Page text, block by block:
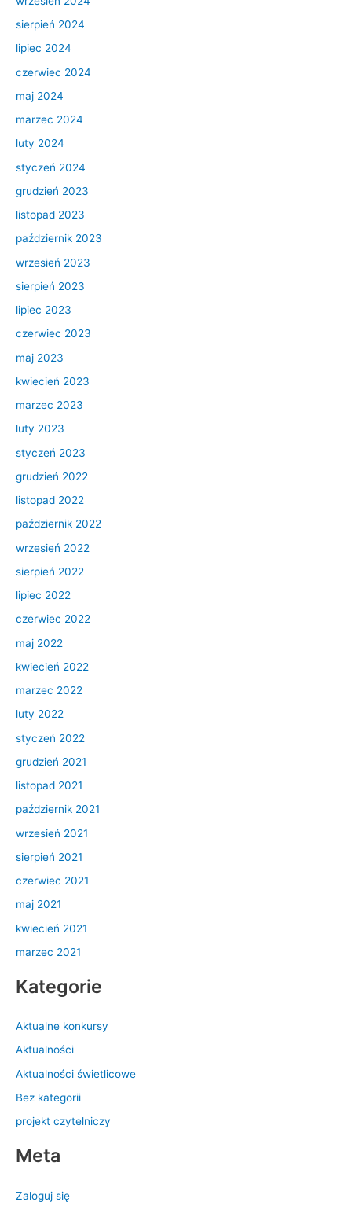
sierpień 2024
lipiec 2024
czerwiec 2024
maj 2024
marzec 2024
luty 2024
styczeń 2024
grudzień 2023
listopad 2023
październik 2023
wrzesień 2023
sierpień 2023
lipiec 2023
czerwiec 2023
maj 2023
kwiecień 2023
marzec 2023
luty 2023
styczeń 2023
grudzień 2022
listopad 2022
październik 2022
wrzesień 2022
sierpień 2022
lipiec 2022
czerwiec 2022
maj 2022
kwiecień 2022
marzec 2022
luty 2022
styczeń 2022
grudzień 2021
listopad 2021
październik 2021
wrzesień 2021
sierpień 2021
czerwiec 2021
maj 2021
kwiecień 2021
marzec 2021
Kategorie
Aktualne konkursy
Aktualności
Aktualności świetlicowe
Bez kategorii
projekt czytelniczy
Meta
Zaloguj się